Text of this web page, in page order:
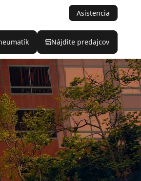
Asistencia
Nájdite predajcov